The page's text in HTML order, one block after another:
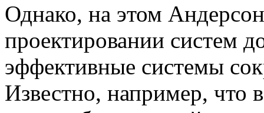
Однако, на этом
проектировании систем
эффективные системы
Известно, например, что